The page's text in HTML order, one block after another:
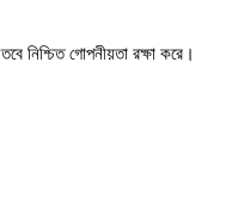
নিশ্চিত গোপনীয়তা রক্ষা করে।